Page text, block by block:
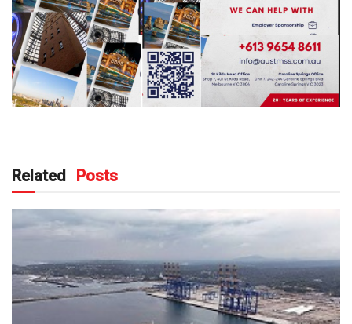
Related Posts